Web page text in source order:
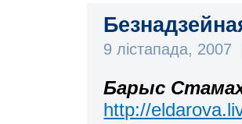
9 лістапада, 2007
Барыс
http://